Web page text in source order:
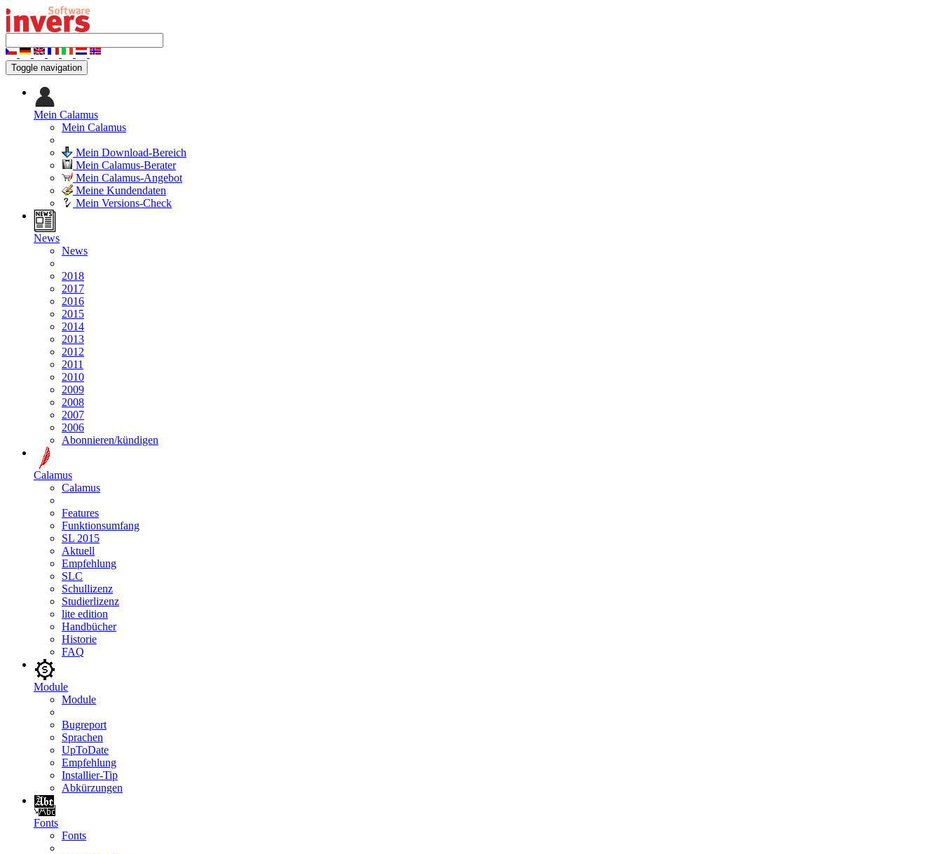
Toggle navigation
Mein Calamus
Mein Calamus
Mein Download-Bereich
Mein Calamus-Berater
Mein Calamus-Angebot
Meine Kundendaten
Mein Versions-Check
News
News
2018
2017
2016
2015
2014
2013
2012
2011
2010
2009
2008
2007
2006
Abonnieren/kündigen
Calamus
Calamus
Features
Funktionsumfang
SL 2015
Aktuell
Empfehlung
SLC
Schullizenz
Studierlizenz
lite edition
Handbücher
Historie
FAQ
Module
Module
Bugreport
Sprachen
UpToDate
Empfehlung
Installier-Tip
Abkürzungen
Fonts
Fonts